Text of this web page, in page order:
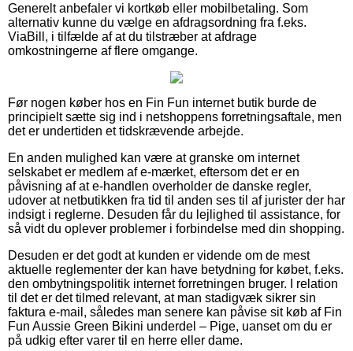
Generelt anbefaler vi kortkøb eller mobilbetaling. Som
alternativ kunne du vælge en afdragsordning fra f.eks.
ViaBill, i tilfælde af at du tilstræber at afdrage
omkostningerne af flere omgange.
Før nogen køber hos en Fin Fun internet butik burde de
principielt sætte sig ind i netshoppens forretningsaftale, men
det er undertiden et tidskrævende arbejde.
En anden mulighed kan være at granske om internet
selskabet er medlem af e-mærket, eftersom det er en
påvisning af at e-handlen overholder de danske regler,
udover at netbutikken fra tid til anden ses til af jurister der har
indsigt i reglerne. Desuden får du lejlighed til assistance, for
så vidt du oplever problemer i forbindelse med din shopping.
Desuden er det godt at kunden er vidende om de mest
aktuelle reglementer der kan have betydning for købet, f.eks.
den ombytningspolitik internet forretningen bruger. I relation
til det er det tilmed relevant, at man stadigvæk sikrer sin
faktura e-mail, således man senere kan påvise sit køb af Fin
Fun Aussie Green Bikini underdel – Pige, uanset om du er
på udkig efter varer til en herre eller dame.